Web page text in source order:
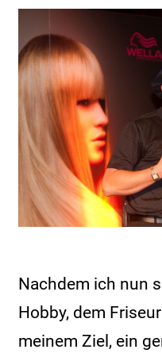
Nachdem ich nun
Hobby, dem
meinem Ziel, ein